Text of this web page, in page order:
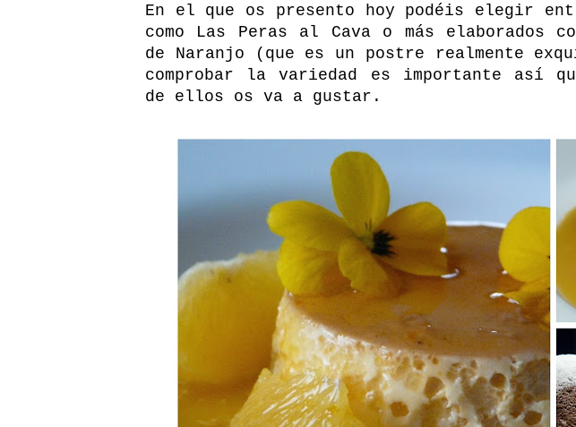
En el que os presento hoy podéis elegir
como Las Peras al Cava o más elaborados
de Naranjo (que es un postre realmente
comprobar la variedad es importante así
de ellos os va a gustar.